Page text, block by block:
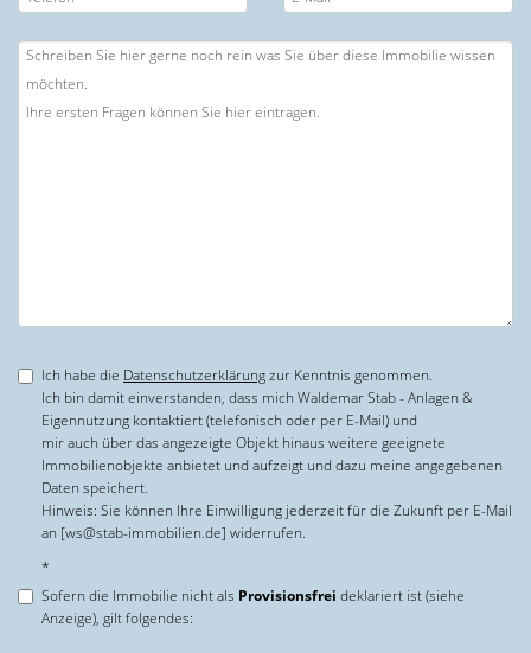
Ich habe die Datenschutzerklärungzur Kenntnis genommen.
Ich bin damit einverstanden, dass mich Waldemar Stab - Anlagen &
Eigennutzung kontaktiert (telefonisch oder per E-Mail) und
mir auch über das angezeigte Objekt hinaus weitere geeignete
Immobilienobjekte anbietet und aufzeigt und dazu meine angegebenen
Daten speichert.
Hinweis: Sie können Ihre Einwilligung jederzeit für die Zukunft per E-Mail
an [ws@stab-immobilien.de] widerrufen.
*
Sofern die Immobilie nicht als Provisionsfrei deklariert ist (siehe
Anzeige), gilt folgendes: